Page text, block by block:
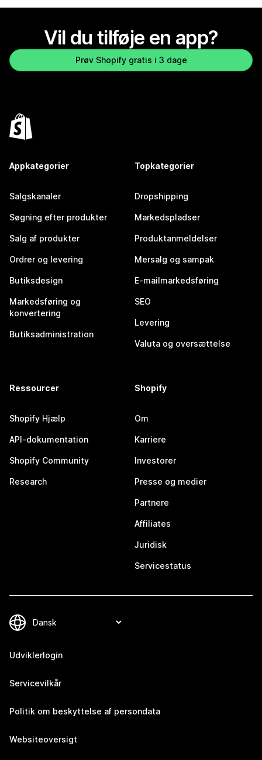
Vil du tilføje en app?
Prøv Shopify gratis i 3 dage
Appkategorier
Salgskanaler
Søgning efter produkter
Salg af produkter
Ordrer og levering
Butiksdesign
Markedsføring og
konvertering
Butiksadministration
Topkategorier
Dropshipping
Markedspladser
Produktanmeldelser
Mersalg og sampak
E-mailmarkedsføring
SEO
Levering
Valuta og oversættelse
Ressourcer
Shopify Hjælp
API-dokumentation
Shopify Community
Research
Shopify
Om
Karriere
Investorer
Presse og medier
Partnere
Affiliates
Juridisk
Servicestatus
Udviklerlogin
Servicevilkår
Politik om beskyttelse af persondata
Websiteoversigt